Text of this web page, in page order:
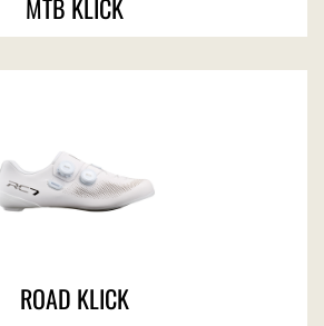
MTB KLICK
ROAD KLICK